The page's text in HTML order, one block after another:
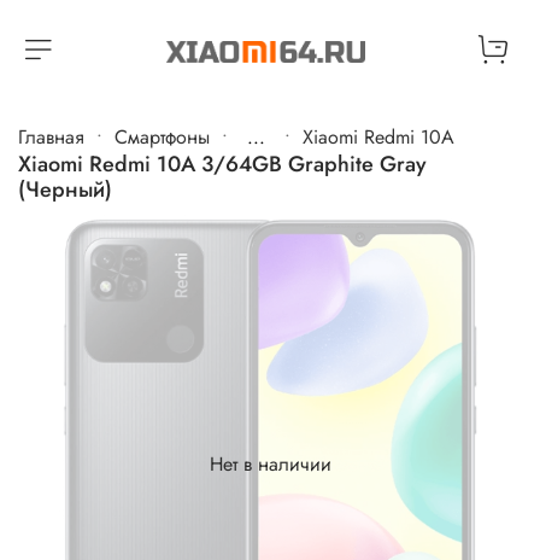
Главная Cмартфоны ... Xiaomi Redmi 10A
Xiaomi Redmi 10A 3/64GB Graphite Gray
(Черный)
Нет в наличии